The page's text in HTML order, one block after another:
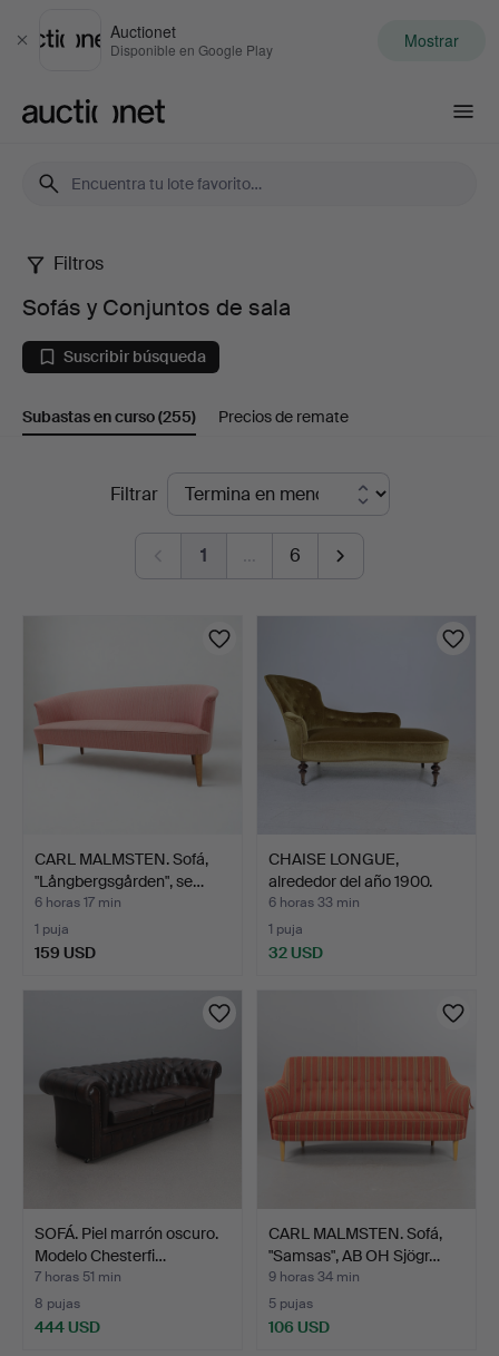
Cerrar
Auctionet
Disponible en Google Play Mostrar
Sofás
Conjuntos
de
Filtros
Sofás y Conjuntos de sala
Suscribir búsqueda
Subastas en curso(255) Precios de remate
SubastasFiltrar
1 … 6
CARL MALMSTEN. Sofá,
"Långbergsgården", se…
6 horas 17 min
1 puja
159 USD
CHAISE LONGUE,
alrededor del año 1900.
6 horas 33 min
1 puja
32 USD
SOFÁ. Piel marrón oscuro.
Modelo Chesterfi…
7 horas 51 min
8 pujas
444 USD
CARL MALMSTEN. Sofá,
"Samsas", AB OH Sjögr…
9 horas 34 min
5 pujas
106 USD